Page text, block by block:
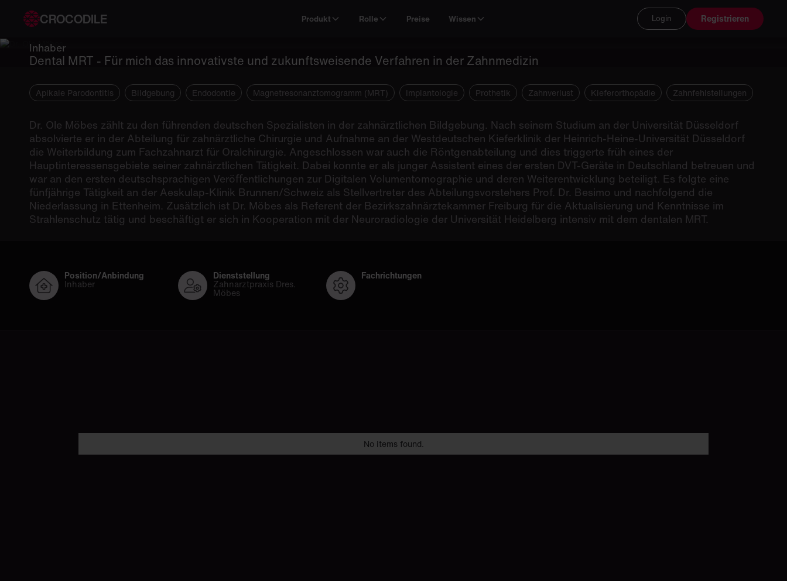
CROCODILE Produkt Rolle Preise Wissen Login Registrieren
Dr. Ole Möbes
Inhaber
Dental MRT - Für mich das innovativste und zukunftsweisende Verfahren in der Zahnmedizin
Apikale Parodontitis Bildgebung Endodontie Magnetresonanztomogramm (MRT) Implantologie Prothetik Zahnverlust Kieferorthopädie Zahnfehlstellungen
Dr. Ole Möbes zählt zu den führenden deutschen Spezialisten in der zahnärztlichen Bildgebung. Nach seinem Studium an der Universität Düsseldorf
absolvierte er in der Abteilung für zahnärztliche Chirurgie und Aufnahme an der Westdeutschen Kieferklinik der Heinrich-Heine-Universität Düsseldorf
die Weiterbildung zum Fachzahnarzt für Oralchirurgie. Angeschlossen war auch die Röntgenabteilung und dies triggerte früh eines der
Hauptinteressensgebiete seiner zahnärztlichen Tätigkeit. Dabei konnte er als junger Assistent eines der ersten DVT-Geräte in Deutschland betreuen und
war an den ersten deutschsprachigen Veröﬀentlichungen zur Digitalen Volumentomographie und deren Weiterentwicklung beteiligt. Es folgte eine
fünfjährige Tätigkeit an der Aeskulap-Klinik Brunnen/Schweiz als Stellvertreter des Abteilungsvorstehers Prof. Dr. Besimo und nachfolgend die
Niederlassung in Ettenheim. Zusätzlich ist Dr. Möbes als Referent der Bezirkszahnärztekammer Freiburg für die Aktualisierung und Kenntnisse im
Strahlenschutz tätig und beschäftigt er sich in Kooperation mit der Neuroradiologie der Universität Heidelberg intensiv mit dem dentalen MRT.
Position/Anbindung
Inhaber
Dienststellung
Zahnarztpraxis Dres.
Möbes
Fachrichtungen
Fortbildungen auf CROCODILE von
No items found.